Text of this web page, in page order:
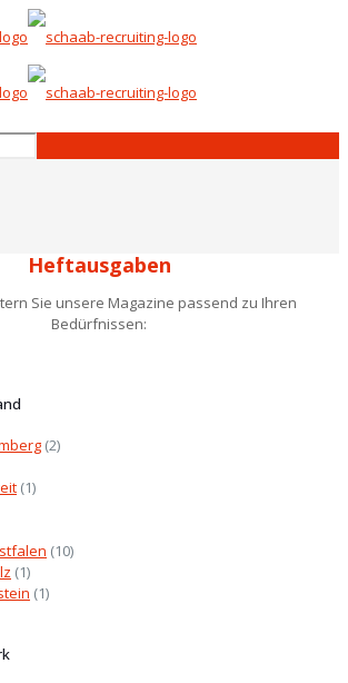
Heftausgaben
Sie unsere Magazine passend zu Ihren
Bedürfnissen:
(2)
(1)
(10)
(1)
(1)